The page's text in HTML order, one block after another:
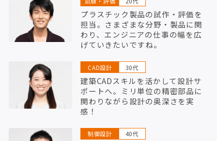
プラスチック製品の試作・評価を
担当。さまざまな分野・製品に関
わり、エンジニアの仕事の幅を広
げていきたいですね。
CAD設計 30代
建築CADスキルを活かして設計サ
ポートへ。ミリ単位の精密部品に
関わりながら設計の奥深さを実
感！
制御設計 40代